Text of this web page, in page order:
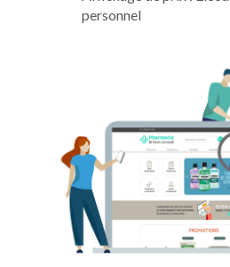
personnel